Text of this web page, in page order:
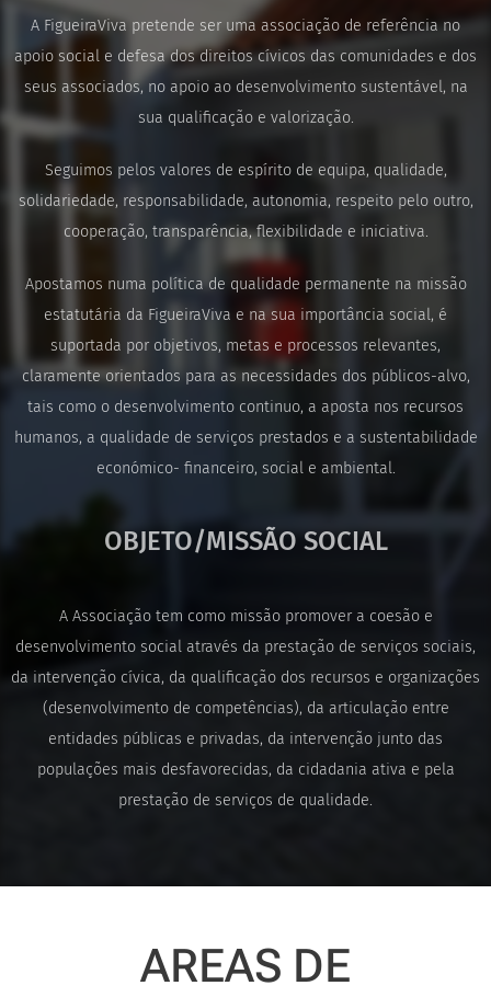
A FigueiraViva pretende ser uma associação de referência no
apoio social e defesa dos direitos cívicos das comunidades e dos
seus associados, no apoio ao desenvolvimento sustentável, na
sua qualificação e valorização.
Seguimos pelos valores de espírito de equipa, qualidade,
solidariedade, responsabilidade, autonomia, respeito pelo outro,
cooperação, transparência, flexibilidade e iniciativa.
Apostamos numa política de qualidade permanente na missão
estatutária da FigueiraViva e na sua importância social, é
suportada por objetivos, metas e processos relevantes,
claramente orientados para as necessidades dos públicos-alvo,
tais como o desenvolvimento continuo, a aposta nos recursos
humanos, a qualidade de serviços prestados e a sustentabilidade
económico- financeiro, social e ambiental.
OBJETO/MISSÃO SOCIAL
A Associação tem como missão promover a coesão e
desenvolvimento social através da prestação de serviços sociais,
da intervenção cívica, da qualificação dos recursos e organizações
(desenvolvimento de competências), da articulação entre
entidades públicas e privadas, da intervenção junto das
populações mais desfavorecidas, da cidadania ativa e pela
prestação de serviços de qualidade.
AREAS DE